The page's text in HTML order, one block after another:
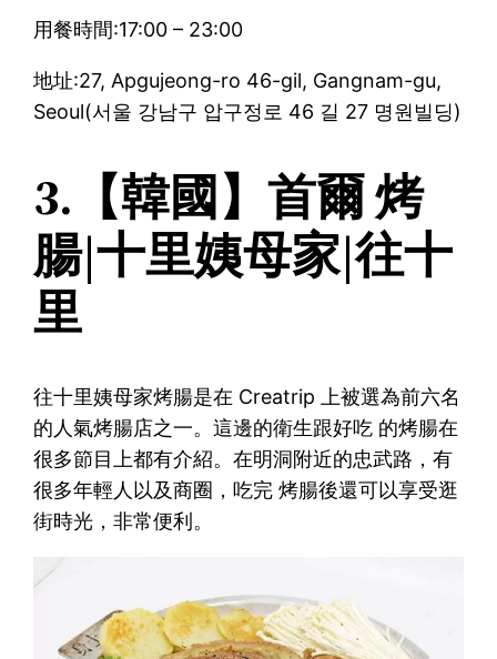
用餐時間:17:00 – 23:00
地址:27, Apgujeong-ro 46-gil, Gangnam-gu,
Seoul(서울 강남구 압구정로 46 길 27 명원빌딩)
3.【韓國】首爾 烤
腸|十里姨母家|往十
里
往十里姨母家烤腸是在 Creatrip 上被選為前六名
的人氣烤腸店之一。這邊的衛生跟好吃 的烤腸在
很多節目上都有介紹。在明洞附近的忠武路，有
很多年輕人以及商圈，吃完 烤腸後還可以享受逛
街時光，非常便利。